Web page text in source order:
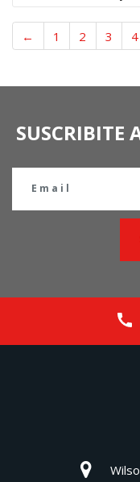
← 1 2 3 4
SUSCRIBITE